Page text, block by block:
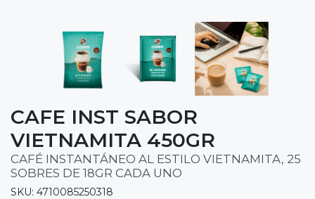
CAFE INST SABOR
VIETNAMITA 450GR
CAFÉ INSTANTÁNEO AL ESTILO VIETNAMITA, 25
SOBRES DE 18GR CADA UNO
SKU: 4710085250318